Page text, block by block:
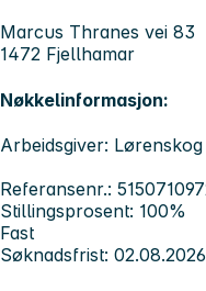
Marcus Thranes vei 83
1472 Fjellhamar
Nøkkelinformasjon:
Arbeidsgiver:
Referansenr.:
Stillingsprosent: 100%
Fast
Søknadsfrist: 02.08.2026